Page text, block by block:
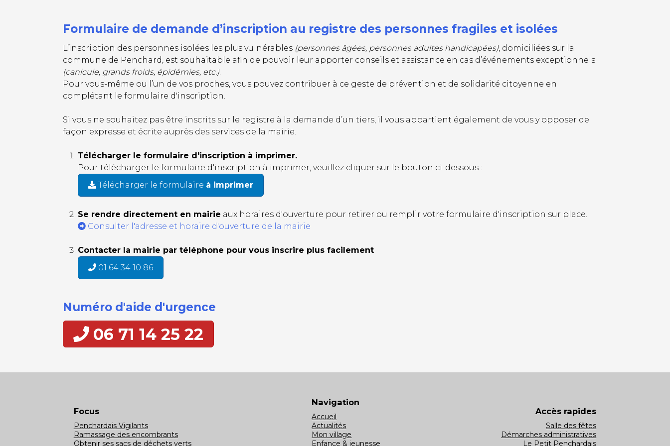
Formulaire de demande d’inscription au registre des personnes fragiles et isolées
L’inscription des personnes isolées les plus vulnérables (personnes âgées, personnes adultes handicapées), domiciliées sur la
commune de Penchard, est souhaitable afin de pouvoir leur apporter conseils et assistance en cas d’événements exceptionnels
(canicule, grands froids, épidémies, etc.).
Pour vous-même ou l’un de vos proches, vous pouvez contribuer à ce geste de prévention et de solidarité citoyenne en
complétant le formulaire d'inscription.
Si vous ne souhaitez pas être inscrits sur le registre à la demande d’un tiers, il vous appartient également de vous y opposer de
façon expresse et écrite auprès des services de la mairie.
Télécharger le formulaire d'inscription à imprimer.
Pour télécharger le formulaire d'inscription à imprimer, veuillez cliquer sur le bouton ci-dessous :
Télécharger le formulaire à imprimer
Se rendre directement en mairie aux horaires d'ouverture pour retirer ou remplir votre formulaire d'inscription sur place.
Consulter l'adresse et horaire d'ouverture de la mairie
Contacter la mairie par téléphone pour vous inscrire plus facilement
01 64 34 10 86
Numéro d'aide d'urgence
06 71 14 25 22
Focus
Penchardais Vigilants
Ramassage des encombrants
Obtenir ses sacs de déchets verts
Navigation
Accueil
Actualités
Mon village
Enfance & jeunesse
Accès rapides
Salle des fêtes
Démarches administratives
Le Petit Penchardais